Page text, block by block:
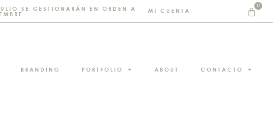
SE GESTIONARÁN EN ORDEN A
MI CUENTA
0
BRANDING PORTFOLIO ABOUT CONTACTO